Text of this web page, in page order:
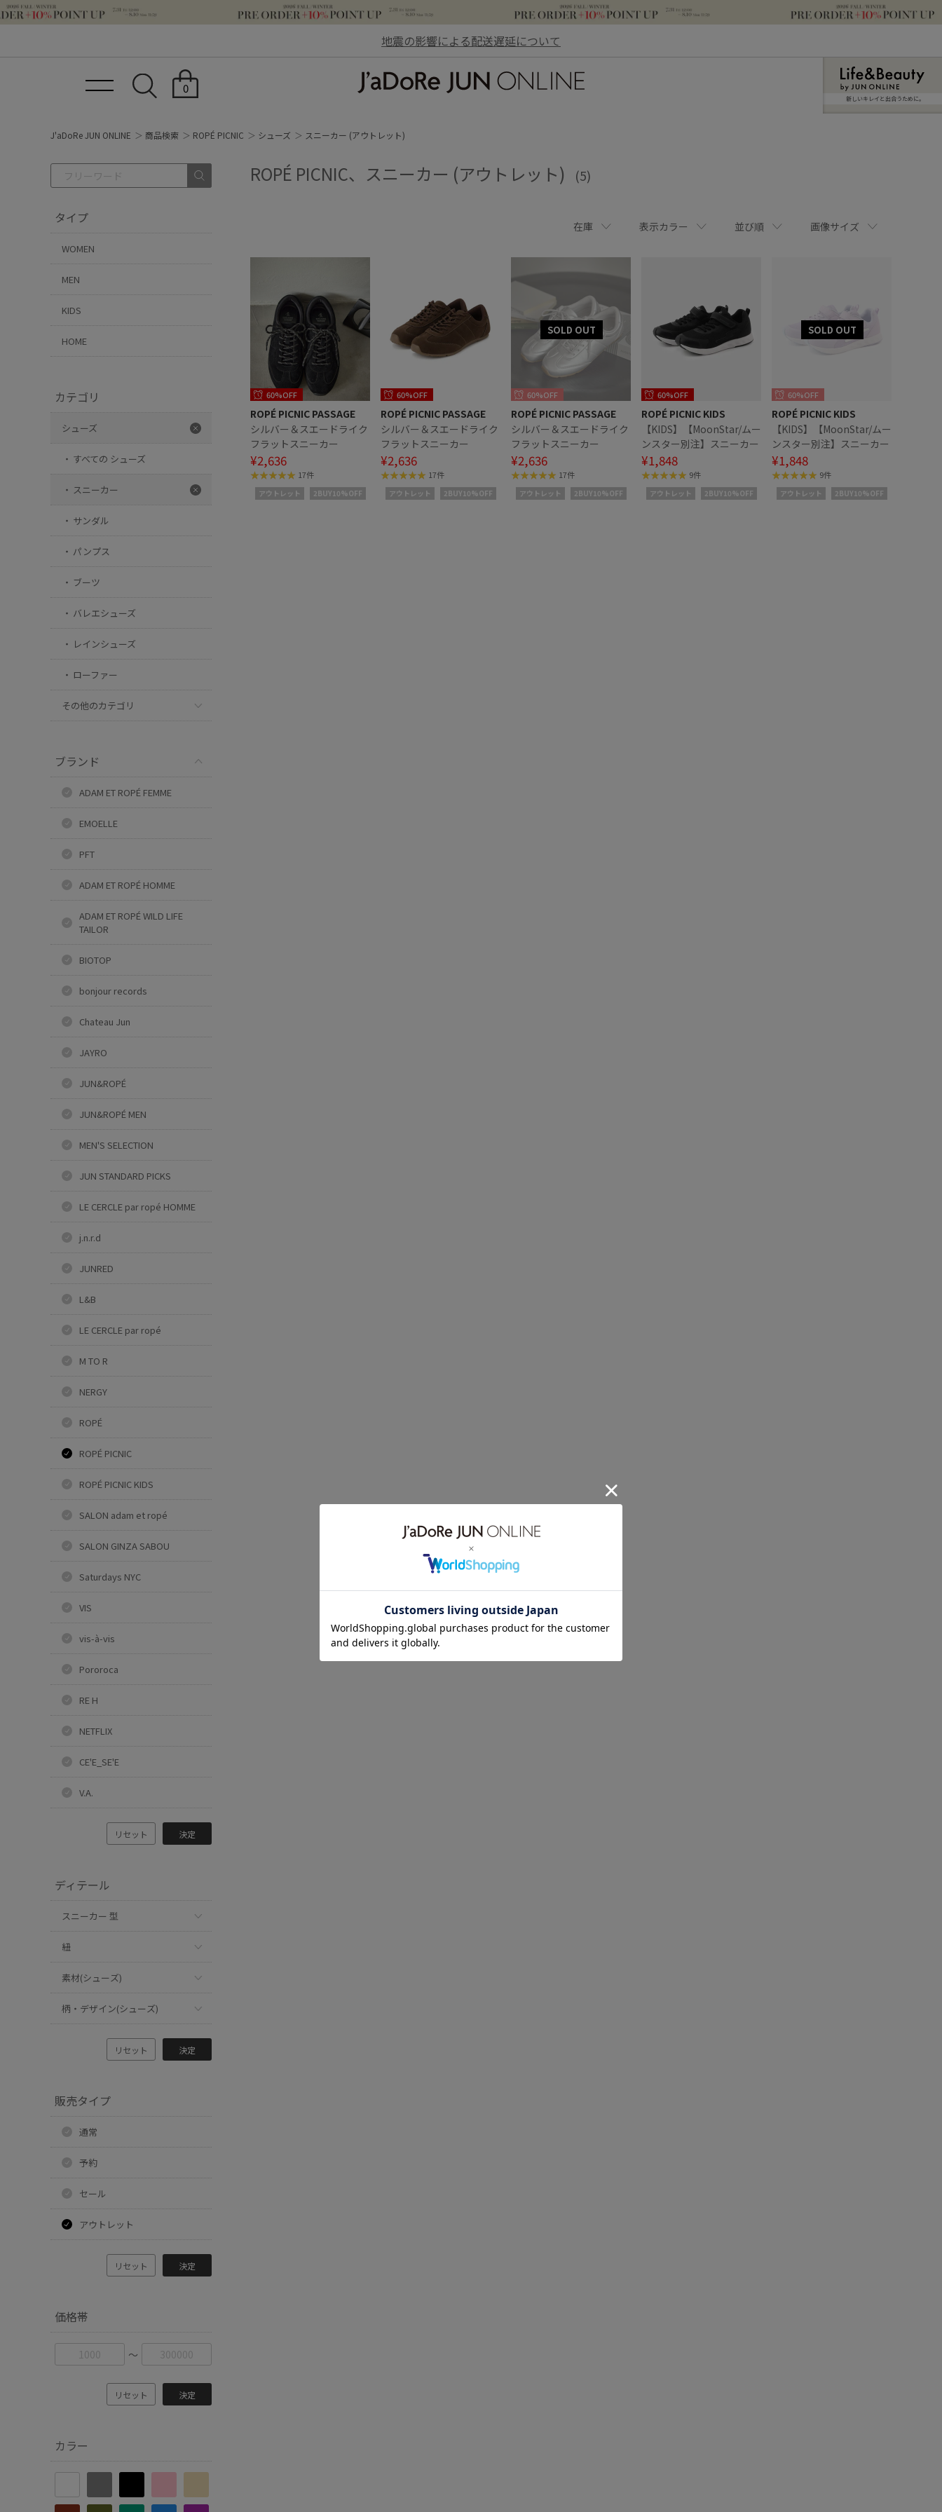
地震の影響による配送遅延について
0
新しいキレイと出合うために。
J'aDoRe JUN ONLINE 商品検索 ROPÉ PICNIC シューズ スニーカー (アウトレット)
タイプ
WOMEN
MEN
KIDS
HOME
カテゴリ
シューズ
すべての シューズ
スニーカー
サンダル
パンプス
ブーツ
バレエシューズ
レインシューズ
ローファー
その他のカテゴリ
ブランド
ADAM ET ROPÉ FEMME
EMOELLE
PFT
ADAM ET ROPÉ HOMME
ADAM ET ROPÉ WILD LIFE
TAILOR
BIOTOP
bonjour records
Chateau Jun
JAYRO
JUN&ROPÉ
JUN&ROPÉ MEN
MEN'S SELECTION
JUN STANDARD PICKS
LE CERCLE par ropé HOMME
j.n.r.d
JUNRED
L&B
LE CERCLE par ropé
M TO R
NERGY
ROPÉ
ROPÉ PICNIC
ROPÉ PICNIC KIDS
SALON adam et ropé
SALON GINZA SABOU
Saturdays NYC
VIS
vis-à-vis
Pororoca
RE H
NETFLIX
CE'E_SE'E
V.A.
リセット 決定
ディテール
スニーカー 型
紐
素材(シューズ)
柄・デザイン(シューズ)
リセット 決定
販売タイプ
通常
予約
セール
アウトレット
リセット 決定
価格帯
〜
リセット 決定
カラー
ROPÉ PICNIC、スニーカー (アウトレット) (5)
在庫 表示カラー 並び順 画像サイズ
60%OFF
ROPÉ PICNIC PASSAGE
シルバー＆スエードライク
フラットスニーカー
¥2,636
17件
アウトレット 2BUY10%OFF
60%OFF
ROPÉ PICNIC PASSAGE
シルバー＆スエードライク
フラットスニーカー
¥2,636
17件
アウトレット 2BUY10%OFF
60%OFF
ROPÉ PICNIC PASSAGE
シルバー＆スエードライク
フラットスニーカー
¥2,636
17件
アウトレット 2BUY10%OFF
60%OFF
ROPÉ PICNIC KIDS
【KIDS】【MoonStar/ムー
ンスター別注】スニーカー
¥1,848
9件
アウトレット 2BUY10%OFF
60%OFF
ROPÉ PICNIC KIDS
【KIDS】【MoonStar/ムー
ンスター別注】スニーカー
¥1,848
9件
アウトレット 2BUY10%OFF